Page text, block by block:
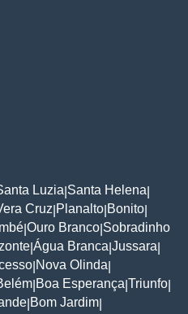
Luzia Santa Helena
Cruz Planalto Bonito
Ouro Branco Sobradinho
Água Branca Jussara
Nova Olinda
Boa Esperança Triunfo
Bom Jardim